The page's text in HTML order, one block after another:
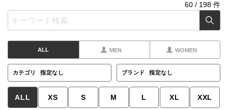
60 / 198 件
ALL MEN WOMEN
カテゴリ 指定なし ブランド 指定なし
ALL XS S M L XL XXL